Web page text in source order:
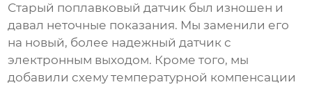
Старый поплавковый датчик был изношен и
давал неточные показания. Мы заменили его
на новый, более надежный датчик с
электронным выходом. Кроме того, мы
добавили схему температурной компенсации